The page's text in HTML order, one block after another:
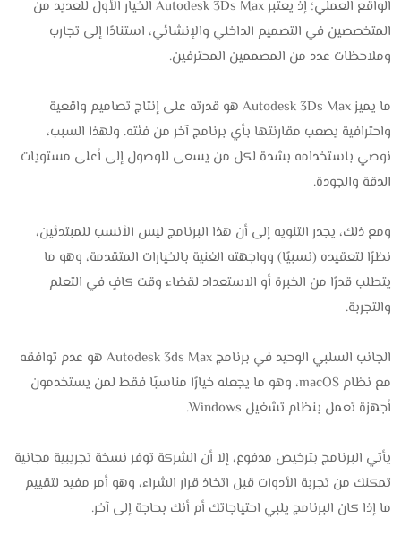
الواقع العملي؛ إذ يعتبر Autodesk 3Ds Max الخيار الأول للعديد من
المتخصصين في التصميم الداخلي والإنشائي، استنادًا إلى تجارب
وملاحظات عدد من المصممين المحترفين.
ما يميز Autodesk 3Ds Max هو قدرته على إنتاج تصاميم واقعية
واحترافية يصعب مقارنتها بأي برنامج آخر من فئته. ولهذا السبب،
نوصي باستخدامه بشدة لكل من يسعى للوصول إلى أعلى مستويات
الدقة والجودة.
ومع ذلك، يجدر التنويه إلى أن هذا البرنامج ليس الأنسب للمبتدئين،
نظرًا لتعقيده (نسبيًا) وواجهته الغنية بالخيارات المتقدمة، وهو ما
يتطلب قدرًا من الخبرة أو الاستعداد لقضاء وقت كافٍ في التعلم
والتجربة.
الجانب السلبي الوحيد في برنامج Autodesk 3ds Max هو عدم توافقه
مع نظام macOS، وهو ما يجعله خيارًا مناسبًا فقط لمن يستخدمون
أجهزة تعمل بنظام تشغيل Windows.
يأتي البرنامج بترخيص مدفوع، إلا أن الشركة توفر نسخة تجريبية مجانية
تمكنك من تجربة الأدوات قبل اتخاذ قرار الشراء، وهو أمر مفيد لتقييم
ما إذا كان البرنامج يلبي احتياجاتك أم أنك بحاجة إلى آخر.